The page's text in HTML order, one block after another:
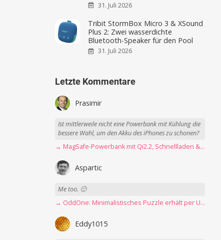
31. Juli 2026
Tribit StormBox Micro 3 & XSound
Plus 2: Zwei wasserdichte
Bluetooth-Speaker für den Pool
31. Juli 2026
Letzte Kommentare
Prasimir
Ist mittlerweile nicht eine Powerbank mit Kühlung die
bessere Wahl, um den Akku des iPhones zu schonen?
→ MagSafe-Powerbank mit Qi2.2, Schnellladen & USB-C-Kabel angeschaut
Aspartic
Me too. 🙂
→ OddOne: Minimalistisches Puzzle erhält per Update 150 neue Level
Eddy1015